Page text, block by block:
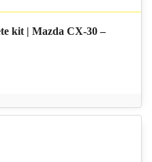
kit | Mazda CX-30 –